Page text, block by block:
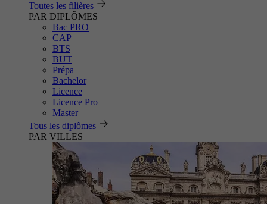
Toutes les filières
PAR DIPLÔMES
Bac PRO
CAP
BTS
BUT
Prépa
Bachelor
Licence
Licence Pro
Master
Tous les diplômes
PAR VILLES